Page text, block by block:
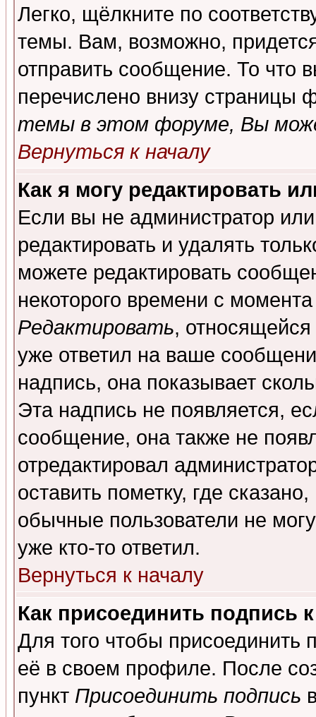
Легко, щёлкните по
темы. Вам, возможно,
отправить сообщение. То что
перечислено внизу страницы
темы в этом форуме, Вы
Вернуться к началу
Как я могу редактировать
Если вы не администратор
редактировать и удалять
можете редактировать
некоторого времени с
Редактировать,
уже ответил на ваше
надпись, она показывает
Эта надпись не появляется,
сообщение, она также не
отредактировал
оставить пометку, где
обычные пользователи не
уже кто-то ответил.
Вернуться к началу
Как присоединить подпись
Для того чтобы присоединить
её в своем профиле. После
пункт Присоединить подпись